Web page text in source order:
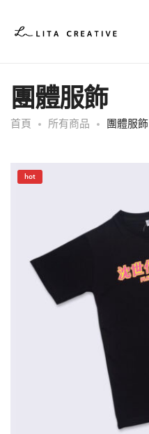
團體服飾
首頁 所有商品 團體服飾
hot